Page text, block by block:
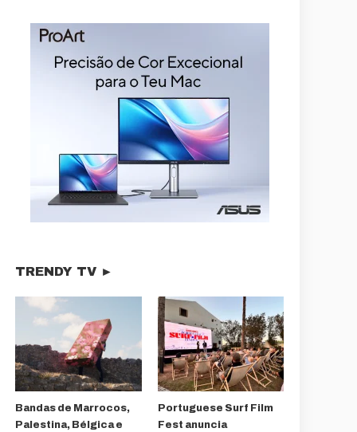
TRENDY TV ►
Bandas de Marrocos,
Palestina, Bélgica e
Portuguese Surf Film
Fest anuncia